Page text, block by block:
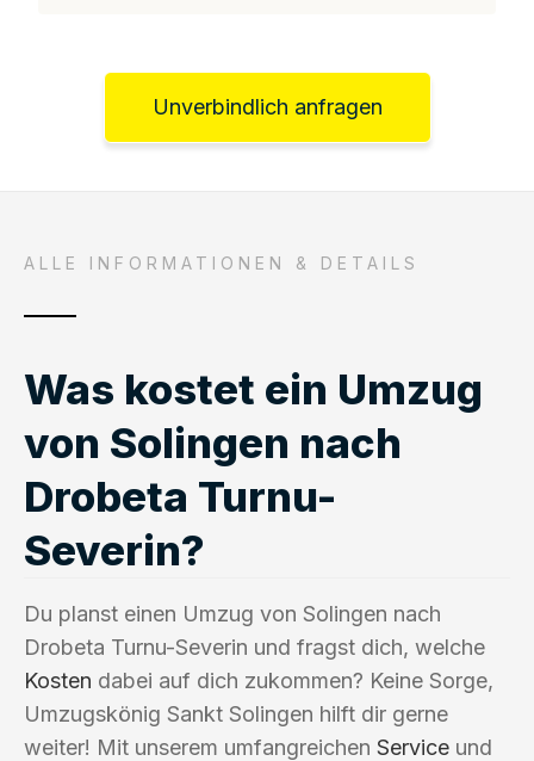
Unverbindlich anfragen
ALLE INFORMATIONEN & DETAILS
Was kostet ein Umzug
von Solingen nach
Drobeta Turnu-
Severin?
Du planst einen Umzug von Solingen nach
Drobeta Turnu-Severin und fragst dich, welche
Kosten dabei auf dich zukommen? Keine Sorge,
Umzugskönig Sankt Solingen hilft dir gerne
weiter! Mit unserem umfangreichen Service und